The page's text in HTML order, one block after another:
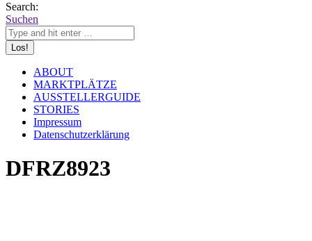
Search:
Suchen
ABOUT
MARKTPLÄTZE
AUSSTELLERGUIDE
STORIES
Impressum
Datenschutzerklärung
DFRZ8923